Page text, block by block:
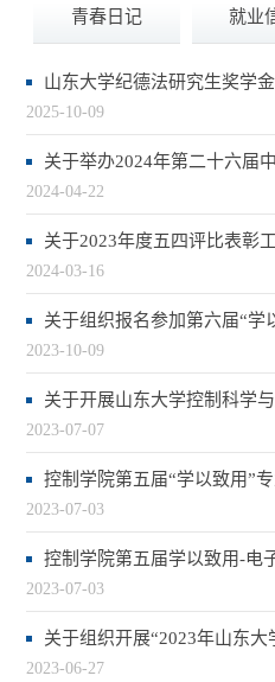
青春日记 就业
山东大学纪德法研究生奖学
2025-10-09
2024-04-22
关于2023年度五四评比表彰
2024-03-16
2023-10-09
2023-07-07
2023-07-03
2023-07-03
2023-06-27